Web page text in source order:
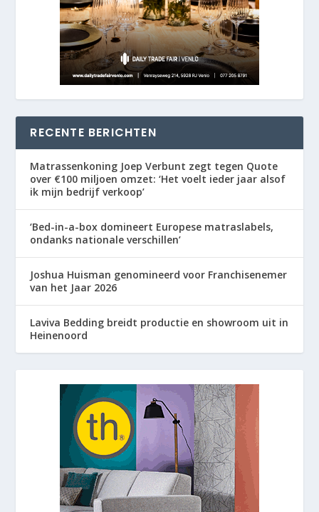
RECENTE BERICHTEN
Matrassenkoning Joep Verbunt zegt tegen Quote
over €100 miljoen omzet: ‘Het voelt ieder jaar alsof
ik mijn bedrijf verkoop’
‘Bed-in-a-box domineert Europese matraslabels,
ondanks nationale verschillen’
Joshua Huisman genomineerd voor Franchisenemer
van het Jaar 2026
Laviva Bedding breidt productie en showroom uit in
Heinenoord